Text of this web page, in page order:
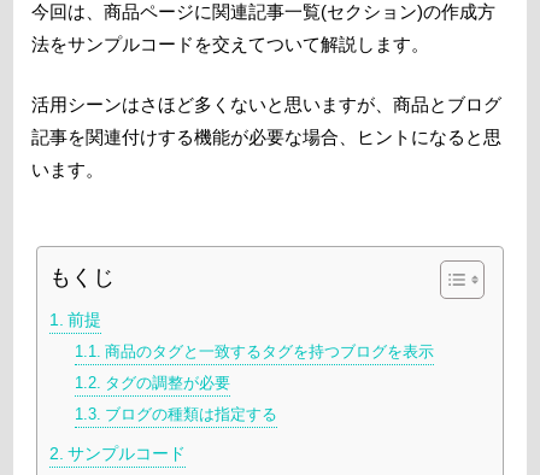
今回は、商品ページに関連記事一覧(セクション)の作成方
法をサンプルコードを交えてついて解説します。
活用シーンはさほど多くないと思いますが、商品とブログ
記事を関連付けする機能が必要な場合、ヒントになると思
います。
もくじ
前提
商品のタグと一致するタグを持つブログを表示
タグの調整が必要
ブログの種類は指定する
サンプルコード